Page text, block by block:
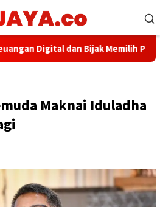
Digital dan Bijak Memilih Pindar
Maknai Iduladha